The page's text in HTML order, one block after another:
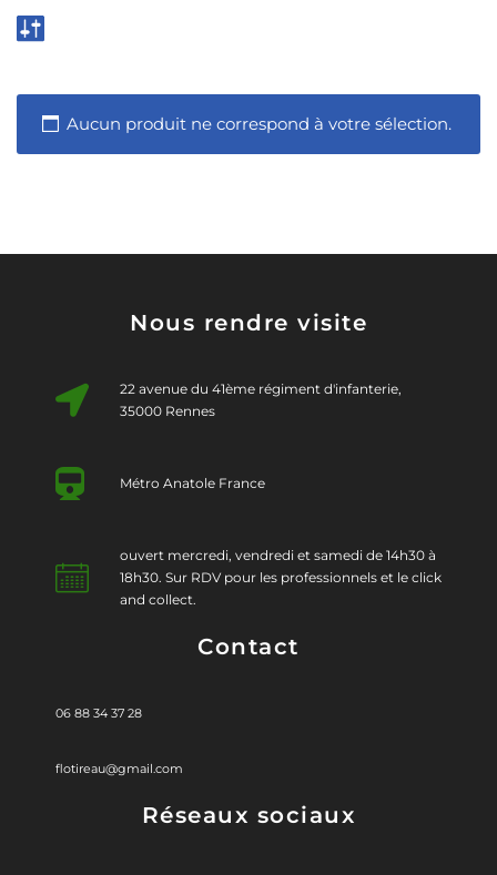
Aucun produit ne correspond à votre sélection.
Nous rendre visite
22 avenue du 41ème régiment d'infanterie,
35000 Rennes
Métro Anatole France
ouvert mercredi, vendredi et samedi de 14h30 à
18h30. Sur RDV pour les professionnels et le click
and collect.
Contact
06 88 34 37 28
flotireau@gmail.com
Réseaux sociaux